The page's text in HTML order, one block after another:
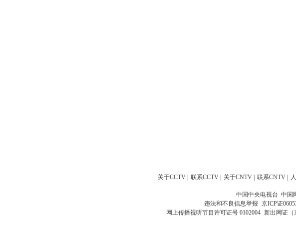
关于CCTV 联系CCTV 关于CNTV 联系CNTV
中国中央电视台 中国
违法和不良信息举报 京ICP证
网上传播视听节目许可证号 0102004 新出网证（